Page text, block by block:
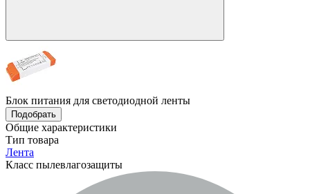
Блок питания для светодиодной ленты
Подобрать
Общие характеристики
Тип товара
Лента
Класс пылевлагозащиты